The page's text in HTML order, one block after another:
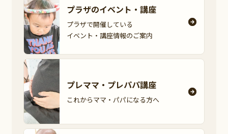
プラザのイベント・ 講座
プラザで開催している
イベント・講座情報のご案内
プレママ・ プレパパ講座
これからママ・パパになる方へ